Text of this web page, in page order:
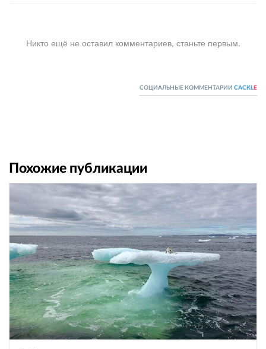
Никто ещё не оставил комментариев, станьте первым.
СОЦИАЛЬНЫЕ КОММЕНТАРИИ CACKL E
Похожие публикации